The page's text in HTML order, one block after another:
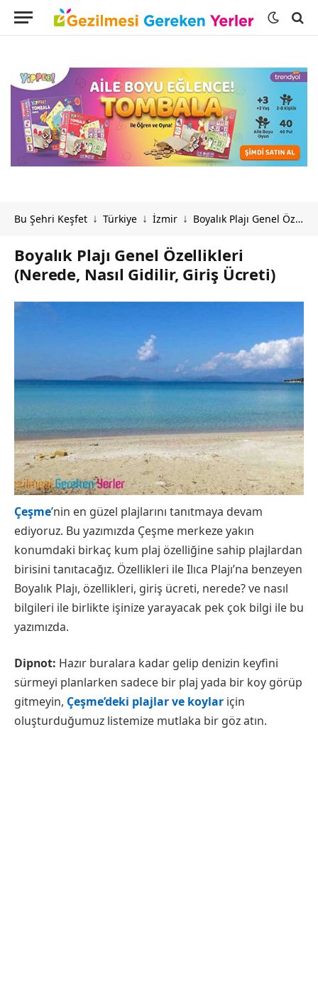
Bu Şehri Keşfet ↓ Türkiye ↓ İzmir ↓ Boyalık Plajı Genel Özellikleri (Nerede, Nasıl Gidilir, Giriş Ücreti)
Boyalık Plajı Genel Özellikleri
(Nerede, Nasıl Gidilir, Giriş Ücreti)
Çeşme’nin en güzel plajlarını tanıtmaya devam
ediyoruz. Bu yazımızda Çeşme merkeze yakın
konumdaki birkaç kum plaj özelliğine sahip plajlardan
birisini tanıtacağız. Özellikleri ile Ilıca Plajı’na benzeyen
Boyalık Plajı, özellikleri, giriş ücreti, nerede? ve nasıl
bilgileri ile birlikte işinize yarayacak pek çok bilgi ile bu
yazımızda.
Dipnot: Hazır buralara kadar gelip denizin keyfini
sürmeyi planlarken sadece bir plaj yada bir koy görüp
gitmeyin, Çeşme’deki plajlar ve koylar için
oluşturduğumuz listemize mutlaka bir göz atın.